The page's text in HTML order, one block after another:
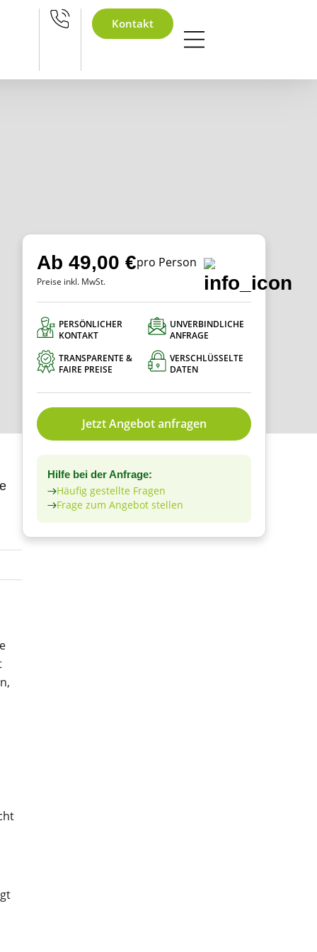
Kontakt
Ab 49,00 €pro Person
Preise inkl. MwSt.
PERSÖNLICHER
KONTAKT
UNVERBINDLICHE
ANFRAGE
TRANSPARENTE &
FAIRE PREISE
VERSCHLÜSSELTE
DATEN
Jetzt Angebot anfragen
Hilfe bei der Anfrage:
Häufig gestellte Fragen
Frage zum Angebot stellen